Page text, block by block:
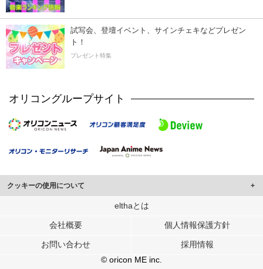
試写会、登壇イベント、サインチェキなどプレゼン
ト！
プレゼント特集
オリコングループサイト
クッキーの使用について
このサイトでは Cookie を使用して、ユーザーに合わせたコンテンツや広告の
行っています。
メディアや広告配信、データ解析の各パートナーに提供しています。
各パートナーは、この情報とユーザーが各パートナーに提供した他の情報や、
ユーザーが各パートナーのサービスを使用したときに収集した他の情報を組み
elthaとは
会社概要 個人情報保護方針
お問い合わせ
採用情報
© oricon ME inc.